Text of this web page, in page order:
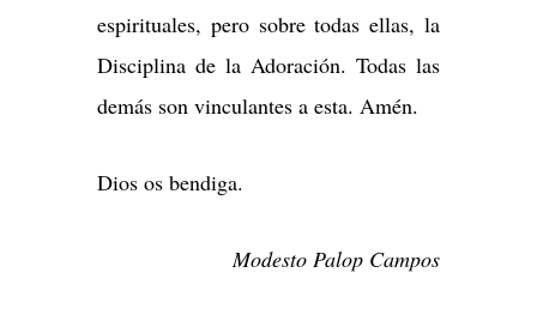
espirituales, pero sobre todas ellas, la
Disciplina de la Adoración. Todas las
demás son vinculantes a esta. Amén.
Dios os bendiga.
Modesto Palop Campos